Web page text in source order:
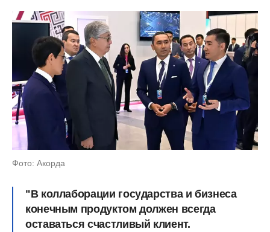
Фото: Акорда
"В коллаборации государства и бизнеса
конечным продуктом должен всегда
оставаться счастливый клиент.